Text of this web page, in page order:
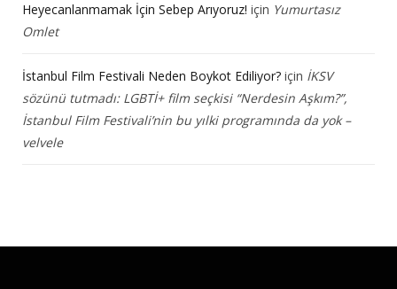
Heyecanlanmamak İçin Sebep Arıyoruz! için Yumurtasız
Omlet
İstanbul Film Festivali Neden Boykot Ediliyor? için İKSV
sözünü tutmadı: LGBTİ+ film seçkisi “Nerdesin Aşkım?”,
İstanbul Film Festivali’nin bu yılki programında da yok –
velvele